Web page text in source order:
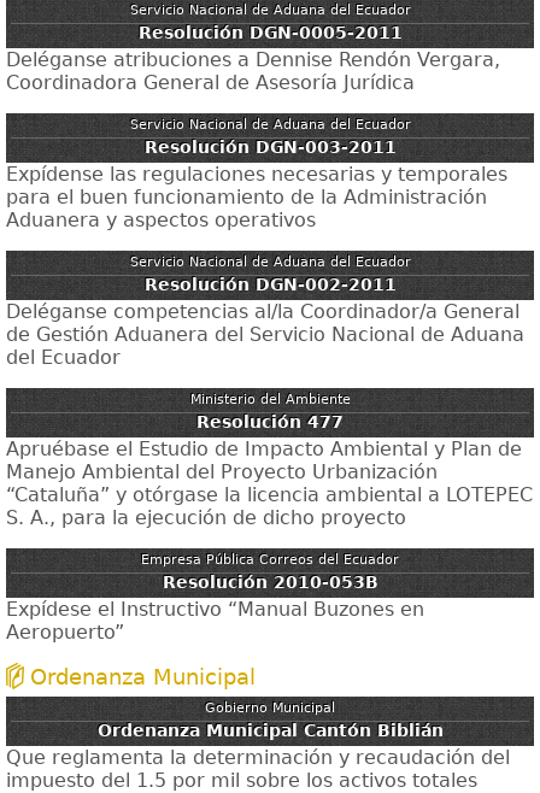
Servicio Nacional de Aduana del Ecuador
Resolución DGN-0005-2011
Deléganse atribuciones a Dennise Rendón Vergara,
Coordinadora General de Asesoría Jurídica
Servicio Nacional de Aduana del Ecuador
Resolución DGN-003-2011
Expídense las regulaciones necesarias y temporales
para el buen funcionamiento de la Administración
Aduanera y aspectos operativos
Servicio Nacional de Aduana del Ecuador
Resolución DGN-002-2011
Deléganse competencias al/la Coordinador/a General
de Gestión Aduanera del Servicio Nacional de Aduana
del Ecuador
Ministerio del Ambiente
Resolución 477
Apruébase el Estudio de Impacto Ambiental y Plan de
Manejo Ambiental del Proyecto Urbanización
“Cataluña” y otórgase la licencia ambiental a LOTEPEC
S. A., para la ejecución de dicho proyecto
Empresa Pública Correos del Ecuador
Resolución 2010-053B
Expídese el Instructivo “Manual Buzones en
Aeropuerto”
Ordenanza Municipal
Gobierno Municipal
Ordenanza Municipal Cantón Biblián
Que reglamenta la determinación y recaudación del
impuesto del 1.5 por mil sobre los activos totales